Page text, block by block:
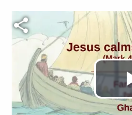
Fichier vidéo